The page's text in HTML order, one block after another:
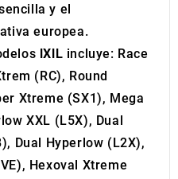
y el
europea.
IXIL incluye: Race
(RC), Round
Xtreme (SX1), Mega
XXL (L5X), Dual
Dual Hyperlow (L2X),
Hexoval Xtreme